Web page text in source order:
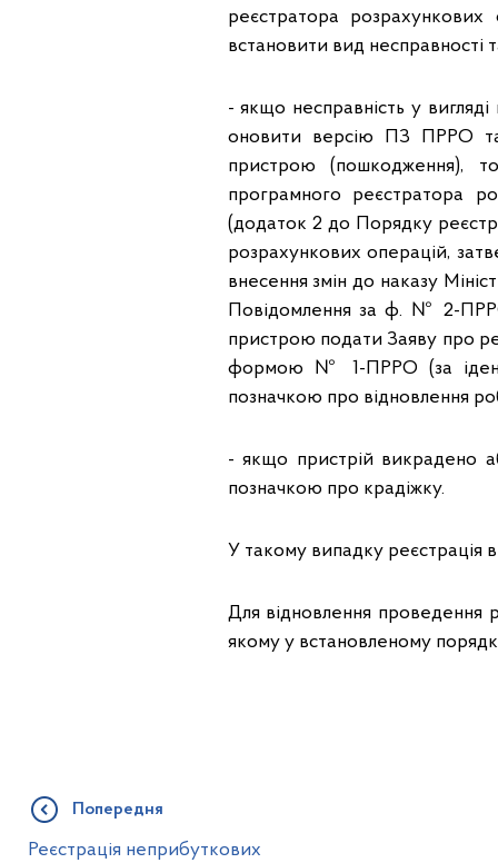
реєстратора
встановити вид несправності
- якщо несправність у
оновити версію ПЗ ПРРО та
пристрою (пошкодження),
програмного реєстратора
(додаток 2 до Порядку
розрахункових операцій,
внесення змін до наказу
Повідомлення за ф. № 2-
пристрою подати Заяву про
формою № 1-ПРРО (за
позначкою про відновлення
- якщо пристрій викрадено
позначкою про крадіжку.
У такому випадку реєстрація
Для відновлення проведення
якому у встановленому
Попередня
Реєстрація неприбуткових